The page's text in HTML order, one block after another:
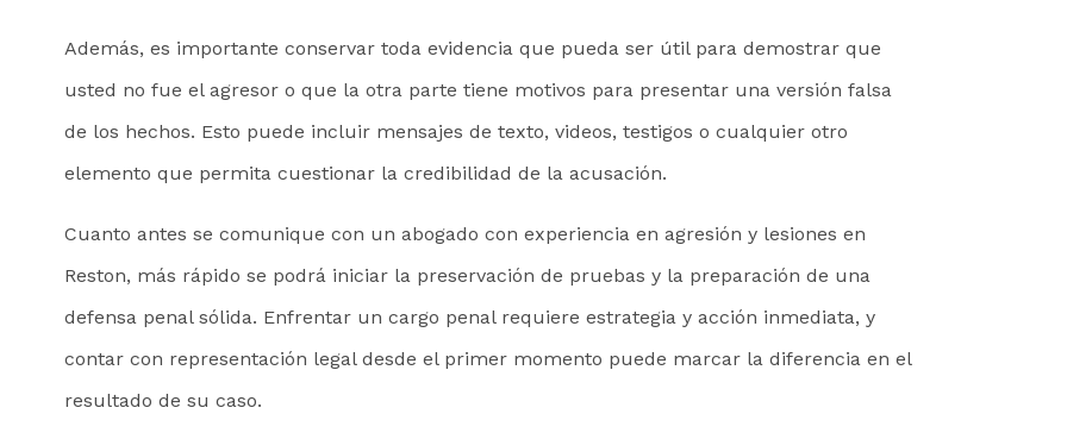
Además, es importante conservar toda evidencia que pueda ser útil para demostrar que
usted no fue el agresor o que la otra parte tiene motivos para presentar una versión falsa
de los hechos. Esto puede incluir mensajes de texto, videos, testigos o cualquier otro
elemento que permita cuestionar la credibilidad de la acusación.
Cuanto antes se comunique con un abogado con experiencia en agresión y lesiones en
Reston, más rápido se podrá iniciar la preservación de pruebas y la preparación de una
defensa penal sólida. Enfrentar un cargo penal requiere estrategia y acción inmediata, y
contar con representación legal desde el primer momento puede marcar la diferencia en el
resultado de su caso.